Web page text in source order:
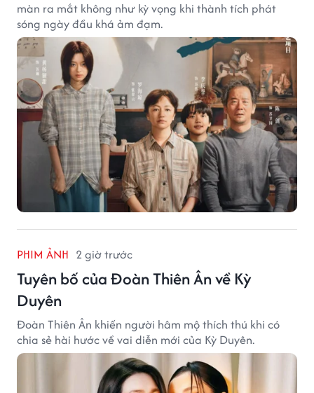
màn ra mắt không như kỳ vọng khi thành tích phát
sóng ngày đầu khá ảm đạm.
PHIM ẢNH 2 giờ trước
Tuyên bố của Đoàn Thiên Ân về Kỳ
Duyên
Đoàn Thiên Ân khiến người hâm mộ thích thú khi có
chia sẻ hài hước về vai diễn mới của Kỳ Duyên.